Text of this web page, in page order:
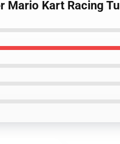
Mario Kart Racing